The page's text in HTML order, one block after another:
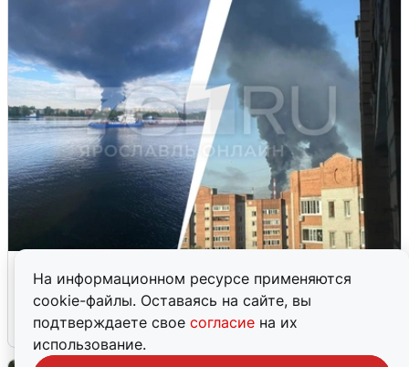
На информационном ресурсе применяются
cookie-файлы. Оставаясь на сайте, вы
подтверждаете свое согласие на их
использование.
попадания и последствия
6 августа 0